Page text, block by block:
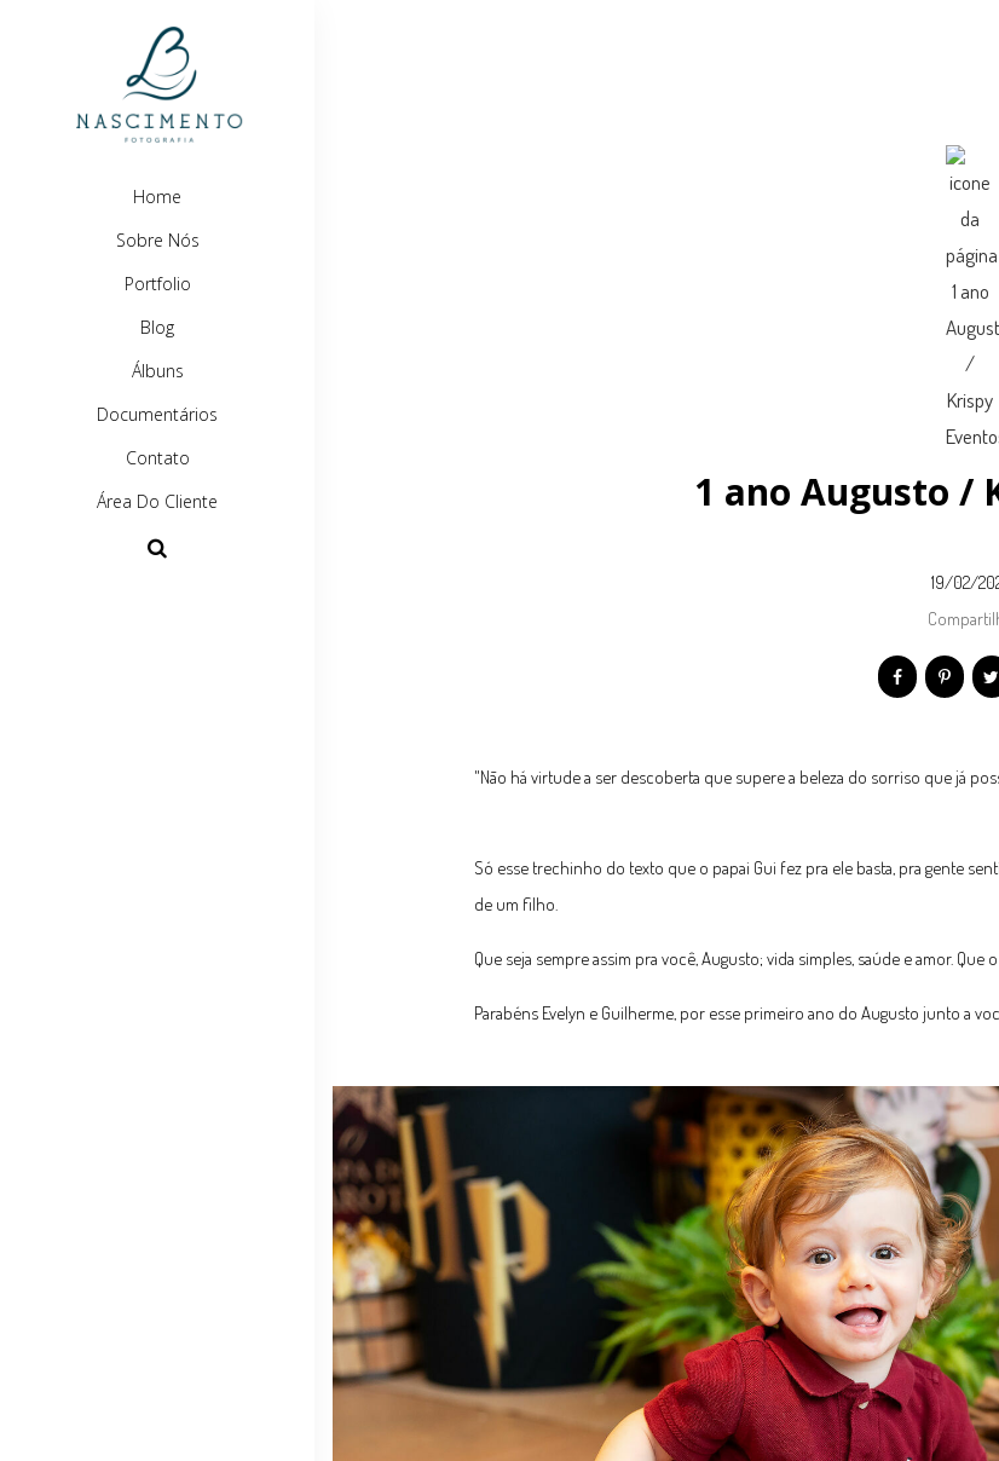
Home
Sobre Nós
Portfolio
Blog
Álbuns
Documentários
Contato
Área Do Cliente
1 ano Augusto /
19/02/
"Não há virtude a ser descoberta que supere a beleza do sorriso que já
Só esse trechinho do texto que o papai Gui fez pra ele basta, pra gente
de um filho.
Que seja sempre assim pra você, Augusto; vida simples, saúde e amor.
Parabéns Evelyn e Guilherme, por esse primeiro ano do Augusto junto a